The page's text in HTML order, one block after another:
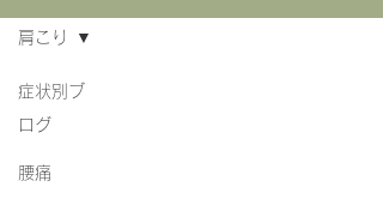
症状別ブ
ログ
腰痛
肩こり